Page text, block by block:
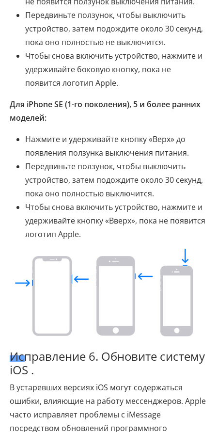
Передвиньте ползунок, чтобы выключить
устройство, затем подождите около 30 секунд,
пока оно полностью не выключится.
Чтобы снова включить устройство, нажмите и
удерживайте боковую кнопку, пока не
появится логотип Apple.
Для iPhone SE (1-го поколения), 5 и более ранних
моделей:
Нажмите и удерживайте кнопку «Верх» до
появления ползунка выключения питания.
Передвиньте ползунок, чтобы выключить
устройство, затем подождите около 30 секунд,
пока оно полностью выключится.
Чтобы снова включить устройство, нажмите и
удерживайте кнопку «Вверх», пока не появится
логотип Apple.
Исправление 6. Обновите систему
iOS .
В устаревших версиях iOS могут содержаться
ошибки, влияющие на работу мессенджеров. Apple
часто исправляет проблемы с iMessage
посредством обновлений программного